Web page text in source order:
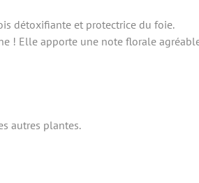
détoxifiante et protectrice du foie.
! Elle apporte une note florale
autres plantes.